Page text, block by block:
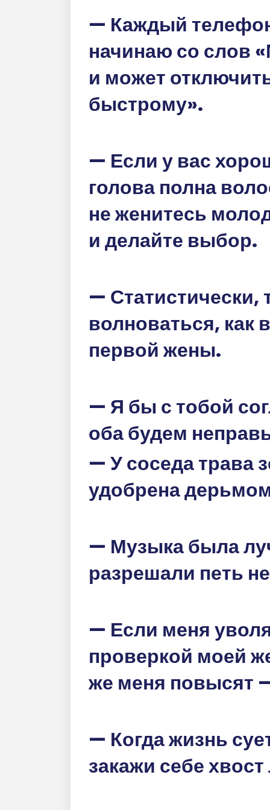
— Каждый
начинаю со слов
и может
быстрому».
— Если у вас
голова полна
не женитесь
и делайте выбор.
— Статистически,
волноваться, как
первой жены.
— Я бы с тобой
оба будем
— У соседа трава
удобрена
— Музыка была
разрешали петь
— Если меня
проверкой моей
же меня повысят
— Когда жизнь
закажи себе